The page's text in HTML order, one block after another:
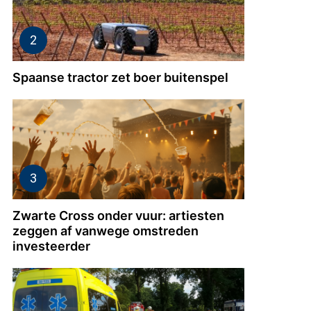
Spaanse tractor zet boer buitenspel
Zwarte Cross onder vuur: artiesten
zeggen af vanwege omstreden
investeerder